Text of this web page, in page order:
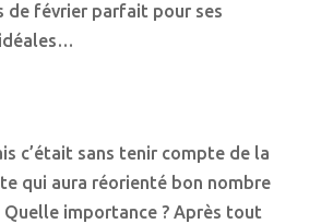
de février parfait pour ses
c’était sans tenir compte de la
qui aura réorienté bon nombre
Quelle importance ? Après tout